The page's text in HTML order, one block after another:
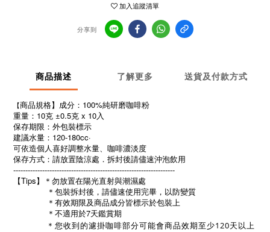
加入追蹤清單
分享到
商品描述 了解更多 送貨及付款方式
【商品規格】成分：100%純研磨咖啡粉
重量：10克 ±0.5克 x 10入
保存期限： 外包裝標示
建議水量：120-180cc·
可依造個人喜好調整水量、咖啡濃淡度
保存方式：請放置陰涼處．拆封後請儘速沖泡飲用
-------------------------------------------------------------------
【Tips】＊勿放置在陽光直射與潮濕處
              ＊包裝拆封後，請儘速使用完畢，以防變質
              ＊有效期限及商品成分皆標示於包裝上
              ＊不適用於7天鑑賞期
＊ 您收到的濾掛咖啡部分可能會商品效期至少120天以上